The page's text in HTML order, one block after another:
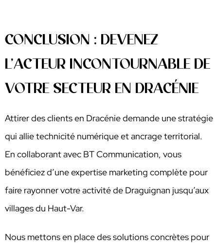
CONCLUSION : DEVENEZ
L’ACTEUR INCONTOURNABLE DE
VOTRE SECTEUR EN DRACÉNIE
Attirer des clients en Dracénie demande une stratégie
qui allie technicité numérique et ancrage territorial.
En collaborant avec BT Communication, vous
bénéficiez d’une expertise marketing complète pour
faire rayonner votre activité de Draguignan jusqu’aux
villages du Haut-Var.
Nous mettons en place des solutions concrètes pour